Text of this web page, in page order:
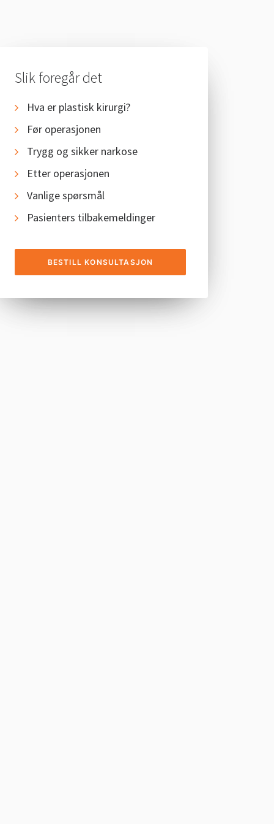
Slik foregår det
Hva er plastisk kirurgi?
Før operasjonen
Trygg og sikker narkose
Etter operasjonen
Vanlige spørsmål
Pasienters tilbakemeldinger
BESTILL KONSULTASJON